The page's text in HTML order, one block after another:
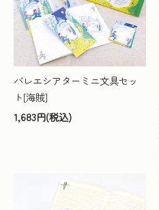
バレエシアターミニ文具セッ
ト[海賊]
1,683円(税込)